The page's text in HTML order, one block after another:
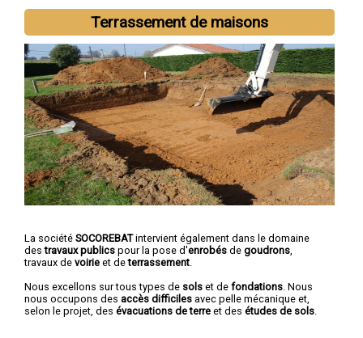
Terrassement de maisons
La société SOCOREBATintervient également dans le domaine
destravaux publics pour la pose d'enrobés de goudrons
travaux de voirie et deterrassement
Nous excellons sur tous types de sols et de fondations . Nous
nous occupons des accès difficiles avec pelle mécanique et,
selon le projet, des évacuations de terre et des études de sols